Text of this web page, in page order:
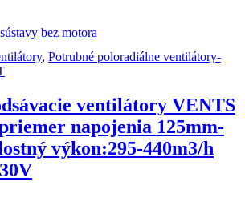
bez motora
, Potrubné poloradiálne ventilátory-
ventilátory VENTS
napojenia 125mm-
výkon:295-440m3/h